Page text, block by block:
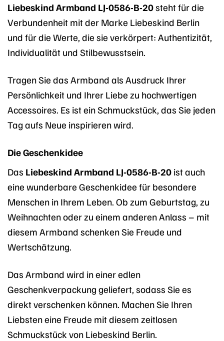
Liebeskind Armband LJ-0586-B-20steht für die
Verbundenheit mit der Marke Liebeskind Berlin
und für die Werte, die sie verkörpert: Authentizität,
Individualität und Stilbewusstsein.
Tragen Sie das Armband als Ausdruck Ihrer
Persönlichkeit und Ihrer Liebe zu hochwertigen
Accessoires. Es ist ein Schmuckstück, das Sie jeden
Tag aufs Neue inspirieren wird.
Die Geschenkidee
Das Liebeskind Armband LJ-0586-B-20 ist auch
eine wunderbare Geschenkidee für besondere
Menschen in Ihrem Leben. Ob zum Geburtstag, zu
Weihnachten oder zu einem anderen Anlass – mit
diesem Armband schenken Sie Freude und
Wertschätzung.
Das Armband wird in einer edlen
Geschenkverpackung geliefert, sodass Sie es
direkt verschenken können. Machen Sie Ihren
Liebsten eine Freude mit diesem zeitlosen
Schmuckstück von Liebeskind Berlin.